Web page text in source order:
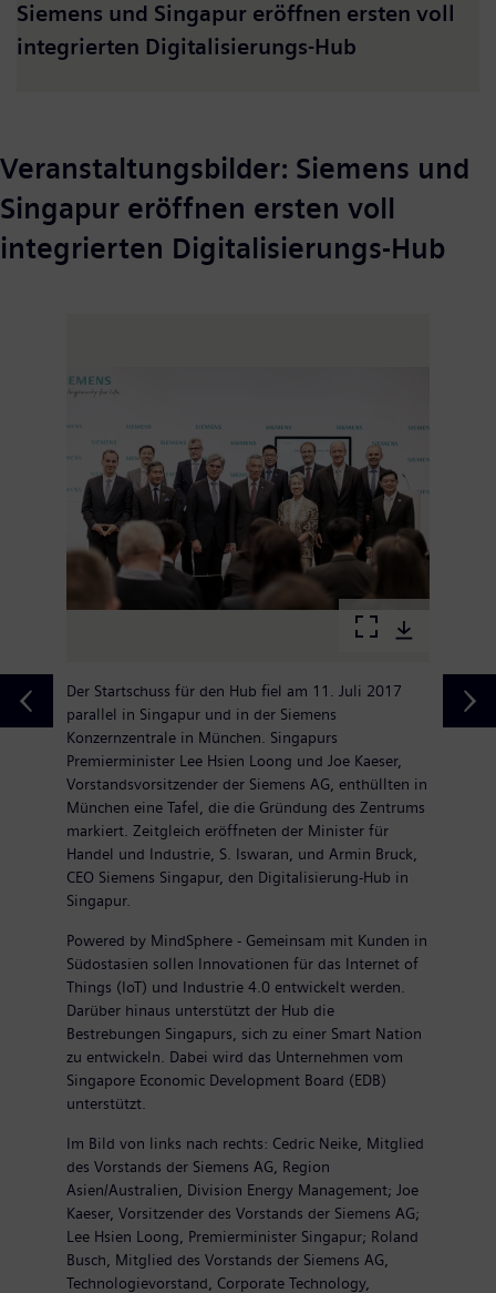
Siemens und Singapur eröffnen ersten voll
integrierten Digitalisierungs-Hub
Veranstaltungsbilder: Siemens und
Singapur eröffnen ersten voll
integrierten Digitalisierungs-Hub
Der Startschuss für den Hub fiel am 11. Juli 2017
parallel in Singapur und in der Siemens
Konzernzentrale in München. Singapurs
Premierminister Lee Hsien Loong und Joe Kaeser,
Vorstandsvorsitzender der Siemens AG, enthüllten in
München eine Tafel, die die Gründung des Zentrums
markiert. Zeitgleich eröffneten der Minister für
Handel und Industrie, S. Iswaran, und Armin Bruck,
CEO Siemens Singapur, den Digitalisierung-Hub in
Singapur.
Powered by MindSphere - Gemeinsam mit Kunden in
Südostasien sollen Innovationen für das Internet of
Things (IoT) und Industrie 4.0 entwickelt werden.
Darüber hinaus unterstützt der Hub die
Bestrebungen Singapurs, sich zu einer Smart Nation
zu entwickeln. Dabei wird das Unternehmen vom
Singapore Economic Development Board (EDB)
unterstützt.
Im Bild von links nach rechts: Cedric Neike, Mitglied
des Vorstands der Siemens AG, Region
Asien/Australien, Division Energy Management; Joe
Kaeser, Vorsitzender des Vorstands der Siemens AG;
Lee Hsien Loong, Premierminister Singapur; Roland
Busch, Mitglied des Vorstands der Siemens AG,
Technologievorstand, Corporate Technology,